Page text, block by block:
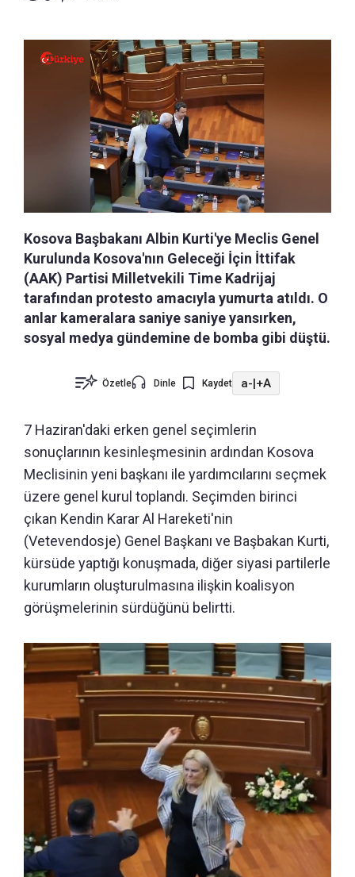
Kosova Başbakanı Albin Kurti'ye Meclis Genel
Kurulunda Kosova'nın Geleceği İçin İttifak
(AAK) Partisi Milletvekili Time Kadrijaj
tarafından protesto amacıyla yumurta atıldı. O
anlar kameralara saniye saniye yansırken,
sosyal medya gündemine de bomba gibi düştü.
Özetle Dinle Kaydet a-|+A
7 Haziran'daki erken genel seçimlerin
sonuçlarının kesinleşmesinin ardından Kosova
Meclisinin yeni başkanı ile yardımcılarını seçmek
üzere genel kurul toplandı. Seçimden birinci
çıkan Kendin Karar Al Hareketi'nin
(Vetevendosje) Genel Başkanı ve Başbakan Kurti,
kürsüde yaptığı konuşmada, diğer siyasi partilerle
kurumların oluşturulmasına ilişkin koalisyon
görüşmelerinin sürdüğünü belirtti.